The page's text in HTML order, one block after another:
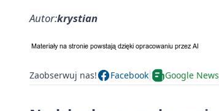
Autor:krystian
Zaobserwuj nas! Facebook Google News